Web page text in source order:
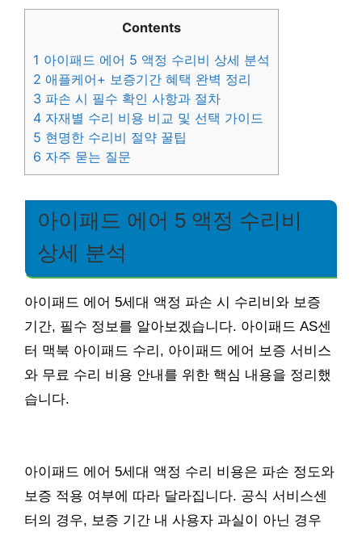
Contents
1 아이패드 에어 5 액정 수리비 상세 분석
2 애플케어+ 보증기간 혜택 완벽 정리
3 파손 시 필수 확인 사항과 절차
4 자재별 수리 비용 비교 및 선택 가이드
5 현명한 수리비 절약 꿀팁
6 자주 묻는 질문
아이패드 에어 5 액정 수리비
상세 분석
아이패드 에어 5세대 액정 파손 시 수리비와 보증
기간, 필수 정보를 알아보겠습니다. 아이패드 AS센
터 맥북 아이패드 수리, 아이패드 에어 보증 서비스
와 무료 수리 비용 안내를 위한 핵심 내용을 정리했
습니다.
아이패드 에어 5세대 액정 수리 비용은 파손 정도와
보증 적용 여부에 따라 달라집니다. 공식 서비스센
터의 경우, 보증 기간 내 사용자 과실이 아닌 경우